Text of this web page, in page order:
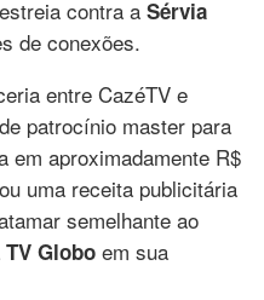
contra a Sérvia
de conexões.
entre CazéTV e
patrocínio master para
em aproximadamente R$
uma receita publicitária
semelhante ao
TV Globo em sua